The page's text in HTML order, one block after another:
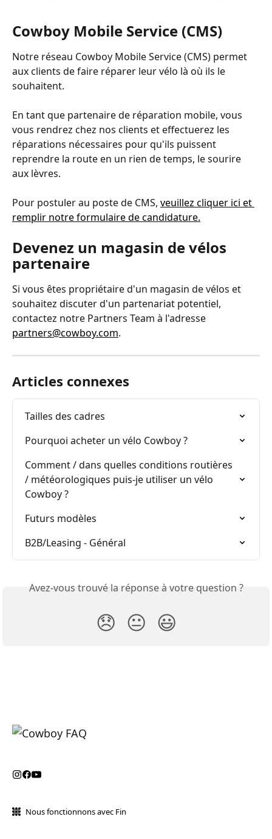
Cowboy Mobile Service (CMS)
Notre réseau Cowboy Mobile Service (CMS) permet
aux clients de faire réparer leur vélo là où ils le
souhaitent.
En tant que partenaire de réparation mobile, vous
vous rendrez chez nos clients et effectuerez les
réparations nécessaires pour qu'ils puissent
reprendre la route en un rien de temps, le sourire
aux lèvres.
Pour postuler au poste de CMS, veuillez cliquer ici et
remplir notre formulaire de candidature.
Devenez un magasin de vélos
partenaire
Si vous êtes propriétaire d'un magasin de vélos et
souhaitez discuter d'un partenariat potentiel,
contactez notre Partners Team à l'adresse
partners@cowboy.com.
Articles connexes
Tailles des cadres
Pourquoi acheter un vélo Cowboy ?
Comment / dans quelles conditions routières
/ météorologiques puis-je utiliser un vélo
Cowboy ?
Futurs modèles
B2B/Leasing - Général
Avez-vous trouvé la réponse à votre question ?
😞 😐 😃
Nous fonctionnons avec Fin